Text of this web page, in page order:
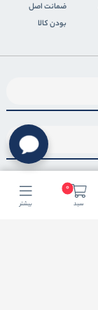
0
سبد بیشتر
ضمانت اصل
بودن کالا